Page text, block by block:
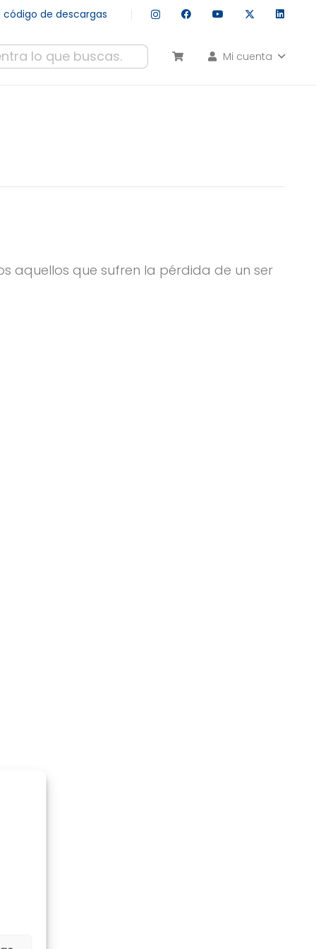
código de descargas
Mi cuenta
aquellos que sufren la pérdida de un ser